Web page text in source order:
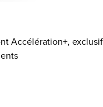
Accélération+, exclusif